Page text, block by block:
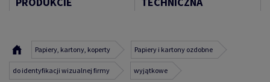
Papiery, kartony, koperty Papiery i kartony ozdobne
do identyfikacji wizualnej firmy wyjątkowe